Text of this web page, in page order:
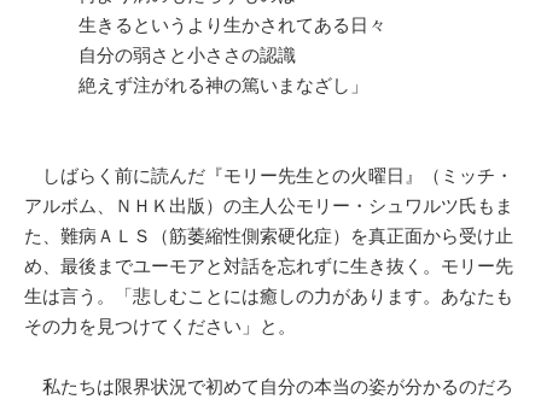
生きるというより生かされてある日々
自分の弱さと小ささの認識
絶えず注がれる神の篤いまなざし」
しばらく前に読んだ『モリー先生との火曜日』（ミッチ・
アルボム、ＮＨＫ出版）の主人公モリー・シュワルツ氏もま
た、難病ＡＬＳ（筋萎縮性側索硬化症）を真正面から受け止
め、最後までユーモアと対話を忘れずに生き抜く。モリー先
生は言う。「悲しむことには癒しの力があります。あなたも
その力を見つけてください」と。
私たちは限界状況で初めて自分の本当の姿が分かるのだろ